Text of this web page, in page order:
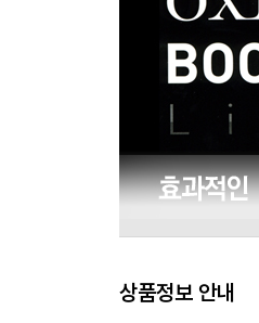
상품정보 안내